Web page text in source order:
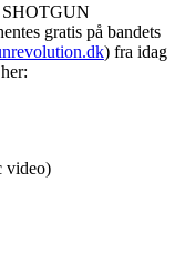
SHOTGUN
gratis på bandets
) fra idag
video)